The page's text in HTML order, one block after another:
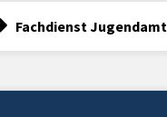
Fachdienst Jugendamt